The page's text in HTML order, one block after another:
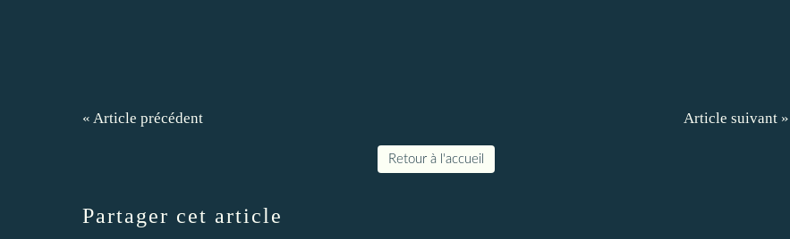
« Article précédent Article suivant »
Retour à l'accueil
Partager cet article